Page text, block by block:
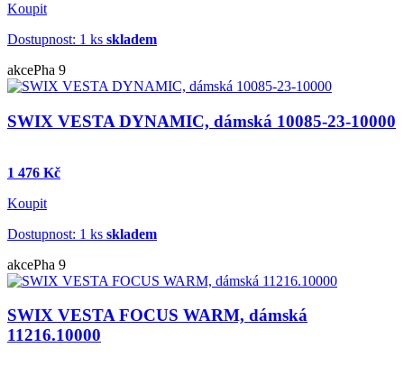
Koupit
Dostupnost: 1 ks skladem
akcePha 9
SWIX VESTA DYNAMIC, dámská 10085-23-10000
1 476 Kč
Koupit
Dostupnost: 1 ks skladem
akcePha 9
SWIX VESTA FOCUS WARM, dámská
11216.10000